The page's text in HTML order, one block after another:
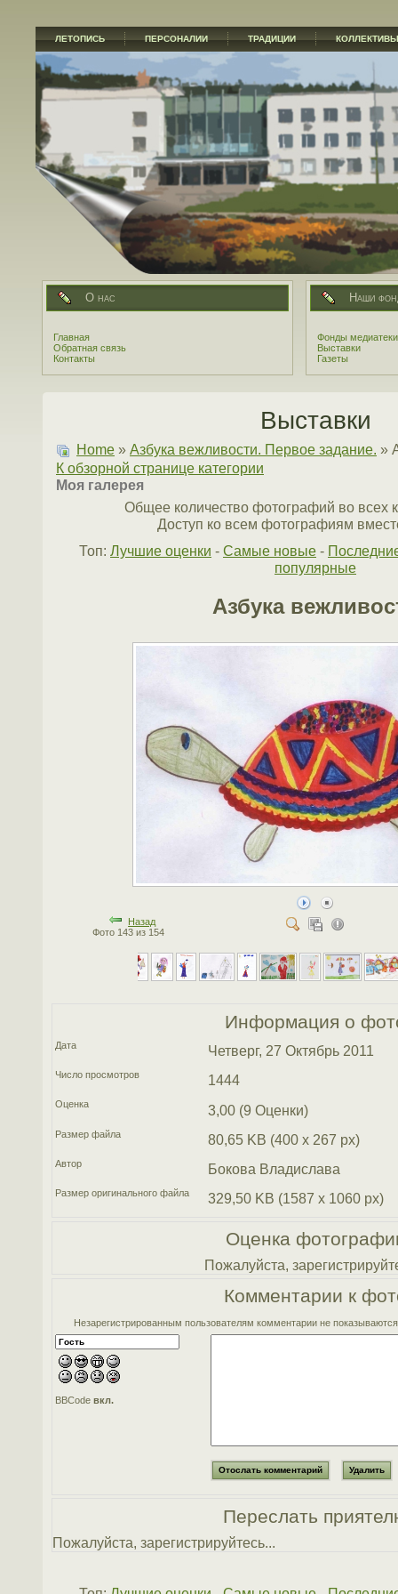
ЛЕТОПИСЬ ПЕРСОНАЛИИ ТРАДИЦИИ КОЛЛЕКТИВЫ
О нас
Главная
Обратная связь
Контакты
Наши
Фонды медиатеки
Выставки
Газеты
Выставки
Home » Азбука вежливости. Первое задание. »
К обзорной странице категории
Моя галерея
Общее количество фотографий во всех
Доступ ко всем фотографиям
Топ: Лучшие оценки - Самые новые -
популярные
Азбука
Назад
Фото 143 из 154
Информация о
Дата Четверг, 27 Октябрь 2011
Число просмотров 1444
Оценка 3,00 (9 Оценки)
Размер файла 80,65 KB (400 x 267 px)
Автор Бокова Владислава
Размер оригинального файла 329,50 KB (1587 x 1060 px)
Оценка
Пожалуйста,
Комментарии к
Незарегистрированным пользователям комментарии не
BBCodeвкл.
Переслать
Пожалуйста, зарегистрируйтесь...